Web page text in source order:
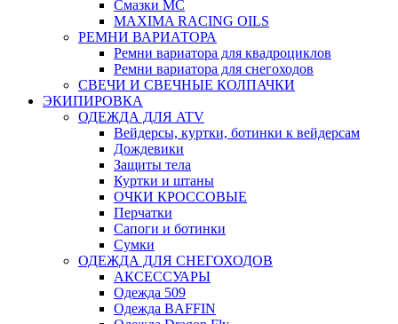
Смазки МС
MAXIMA RACING OILS
РЕМНИ ВАРИАТОРА
Ремни вариатора для квадроциклов
Ремни вариатора для снегоходов
СВЕЧИ И СВЕЧНЫЕ КОЛПАЧКИ
ЭКИПИРОВКА
ОДЕЖДА ДЛЯ ATV
Вейдерсы, куртки, ботинки к вейдерсам
Дождевики
Защиты тела
Куртки и штаны
ОЧКИ КРОССОВЫЕ
Перчатки
Сапоги и ботинки
Сумки
ОДЕЖДА ДЛЯ СНЕГОХОДОВ
АКСЕССУАРЫ
Одежда 509
Одежда BAFFIN